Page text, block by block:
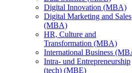
Digital Innovation (MBA)
Digital Marketing and Sales
(MBA)
HR, Culture and
Transformation (MBA)
International Business
Intra- und Entrepreneurship
(tech) (MBE)